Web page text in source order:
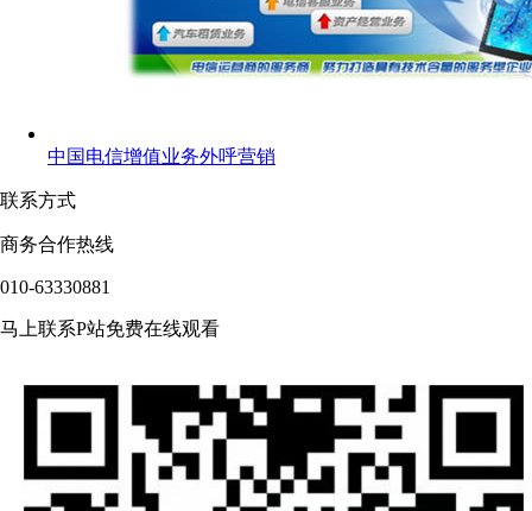
中国电信增值业务外呼营销
联系方式
商务合作热线
010-63330881
马上联系P站免费在线观看